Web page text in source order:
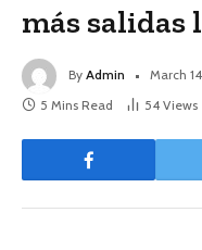
más salidas
By Admin March
5 Mins Read
54 Views